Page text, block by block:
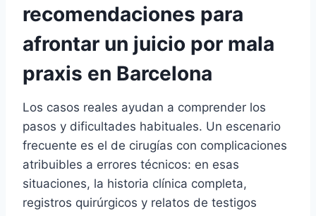
recomendaciones para
afrontar un juicio por mala
praxis en Barcelona
Los casos reales ayudan a comprender los
pasos y dificultades habituales. Un escenario
frecuente es el de cirugías con complicaciones
atribuibles a errores técnicos: en esas
situaciones, la historia clínica completa,
registros quirúrgicos y relatos de testigos